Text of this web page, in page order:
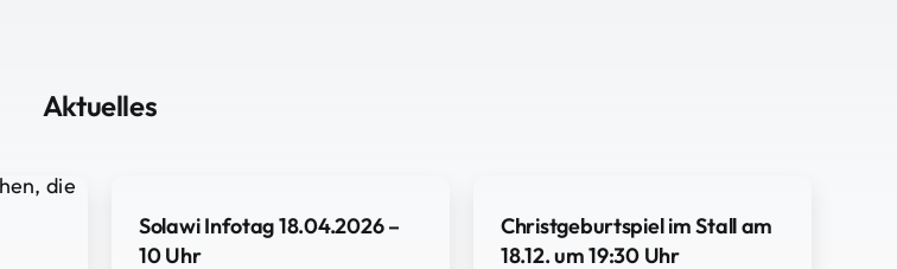
Aktuelles
Solawi Infotag 18.04.2026 –
10 Uhr
Christgeburtspiel im Stall am
18.12. um 19:30 Uhr